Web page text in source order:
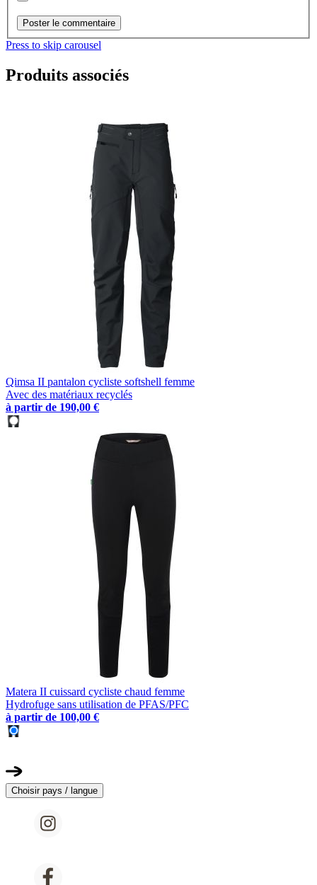
Poster le commentaire
Press to skip carousel
Produits associés
Qimsa II pantalon cycliste softshell femme
Avec des matériaux recyclés
à partir de 190,00 €
Matera II cuissard cycliste chaud femme
Hydrofuge sans utilisation de PFAS/PFC
à partir de 100,00 €
Choisir pays / langue